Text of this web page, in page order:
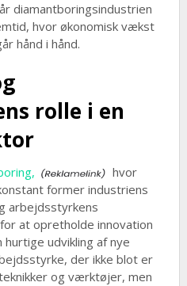
diamantboringsindustrien
hvor økonomisk vækst
hånd i hånd.
rolle i en
hvor
former industriens
arbejdsstyrkens
at opretholde innovation
hurtige udvikling af nye
der ikke blot er
og værktøjer, men